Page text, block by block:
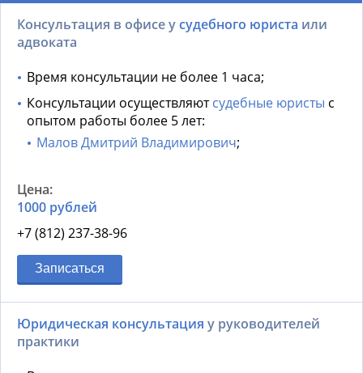
Консультация в офисе усудебного юриста или
адвоката
Время консультации не более 1 часа;
Консультации осуществляютсудебные юристы с
опытом работы более 5 лет:
Малов Дмитрий Владимирович;
1000 рублей
+7 (812) 237-38-96
Записаться
Юридическая консультация у руководителей
практики